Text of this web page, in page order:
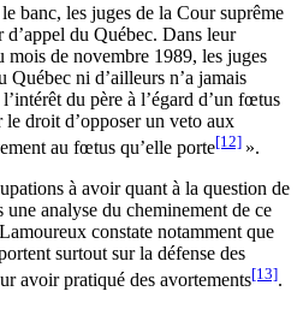
banc, les juges de la Cour suprême
du Québec. Dans leur
mois de novembre 1989, les juges
ni d’ailleurs n’a jamais
du père à l’égard d’un fœtus
le droit d’opposer un veto aux
au fœtus qu’elle porte[12] ».
à avoir quant à la question de
une analyse du cheminement de ce
constate notamment que
surtout sur la défense des
avoir pratiqué des avortements[13].